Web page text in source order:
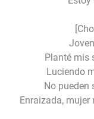
Planté mis
Luciendo
No pueden
Enraizada, mujer